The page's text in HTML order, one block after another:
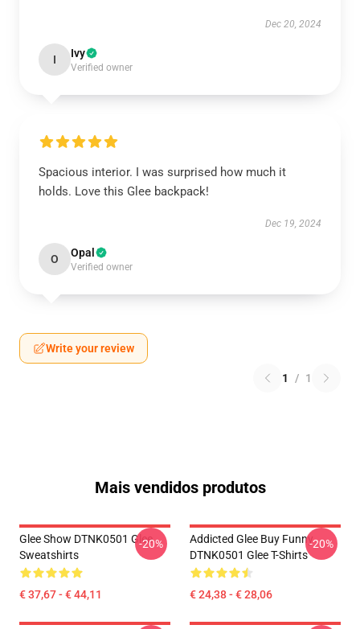
Dec 20, 2024
I Ivy
Verified owner
Spacious interior. I was surprised how much it
holds. Love this Glee backpack!
Dec 19, 2024
O Opal
Verified owner
Write your review
1 / 1
Mais vendidos produtos
Glee Show DTNK0501 Glee
Sweatshirts
€ 37,67 - € 44,11
-20%
Addicted Glee Buy Funny
DTNK0501 Glee T-Shirts
€ 24,38 - € 28,06
-20%